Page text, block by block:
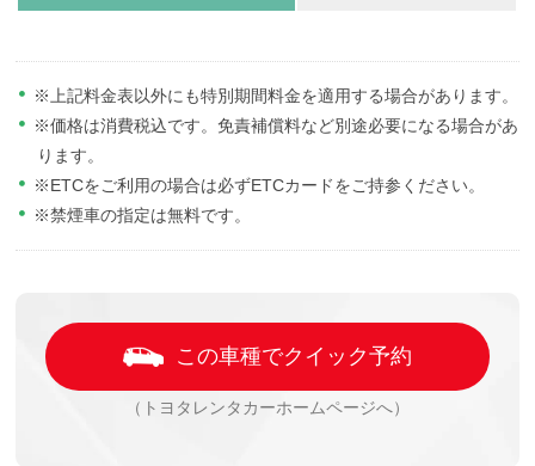
※上記料金表以外にも特別期間料金を適用する場合があります。
※価格は消費税込です。免責補償料など別途必要になる場合があ
ります。
※ETCをご利用の場合は必ずETCカードをご持参ください。
※禁煙車の指定は無料です。
この車種でクイック予約
（トヨタレンタカーホームページへ）